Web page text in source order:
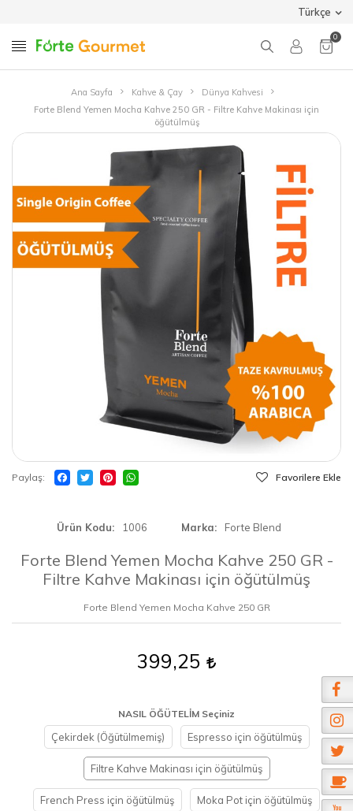
Türkçe
0
Ana Sayfa Kahve & Çay
Dünya Kahvesi
Forte Blend Yemen Mocha Kahve 250 GR - Filtre Kahve Makinası için
öğütülmüş
Paylaş Favorilere Ekle
Ürün Kodu 1006 Marka Forte Blend
Forte Blend Yemen Mocha Kahve 250 GR -
Filtre Kahve Makinası için öğütülmüş
Forte Blend Yemen Mocha Kahve 250 GR
399,25
NASIL ÖĞÜTELİM Seçiniz
Çekirdek (Öğütülmemiş) Espresso için öğütülmüş
Filtre Kahve Makinası için öğütülmüş
French Press için öğütülmüş Moka Pot için öğütülmüş